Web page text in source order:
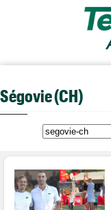
Ségovie (CH)